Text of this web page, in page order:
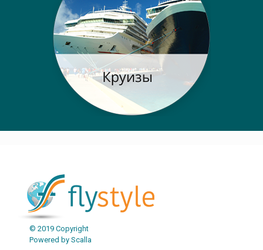
© 2019 Copyright
Powered by Scalla